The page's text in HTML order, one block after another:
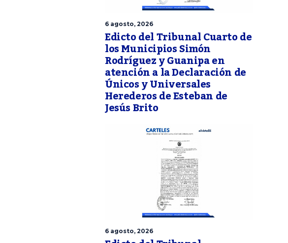
6 agosto, 2026
Edicto del Tribunal Cuarto de
los Municipios Simón
Rodríguez y Guanipa en
atención a la Declaración de
Únicos y Universales
Herederos de Esteban de
Jesús Brito
6 agosto, 2026